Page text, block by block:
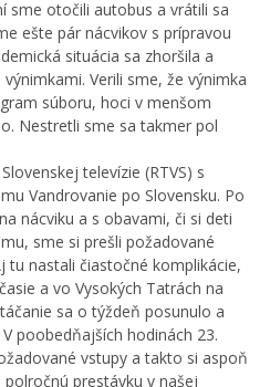
sme otočili autobus a vrátili sa
ešte pár nácvikov s prípravou
situácia sa zhoršila a
Verili sme, že výnimka
súboru, hoci v menšom
Nestretli sme sa takmer pol
televízie (RTVS) s
Vandrovanie po Slovensku. Po
nácviku a s obavami, či si deti
sme si prešli požadované
tu nastali čiastočné komplikácie,
a vo Vysokých Tatrách na
sa o týždeň posunulo a
poobedňajších hodinách 23.
vstupy a takto si aspoň
prestávku v našej